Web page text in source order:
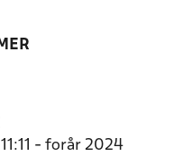
- forår 2024